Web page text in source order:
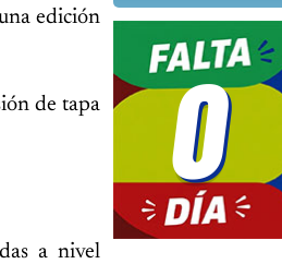
edición
de tapa
a nivel
0